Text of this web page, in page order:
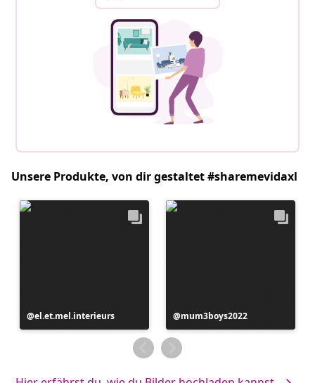
Unsere Produkte, von dir gestaltet #sharemevidaxl
Beitrag
veröffentlicht
el.et.mel.interieurs
Beitrag
veröffentlicht
von
mum3boys2022